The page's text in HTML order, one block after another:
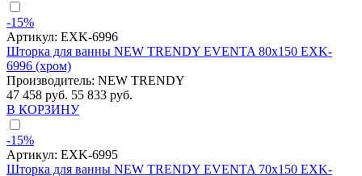
-15%
Артикул: EXK-6996
Шторка для ванны NEW TRENDY EVENTA 80x150 EXK-
6996 (хром)
Производитель: NEW TRENDY
47 458 руб. 55 833 руб.
В КОРЗИНУ
-15%
Артикул: EXK-6995
Шторка для ванны NEW TRENDY EVENTA 70x150 EXK-